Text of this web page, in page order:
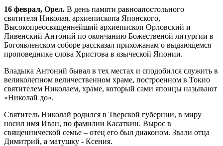
16 феврал, Орел. В день памяти равноапостольного
святителя Николая, архиепископа Японского,
Высокопреосвященнейший архиепископ Орловский и
Ливенский Антоний по окончанию Божественой литургии в
Богоявленском соборе рассказал прихожанам о выдающемся
проповеднике слова Христова в языческой Японии.
Владыка Антоний бывал в тех местах и сподобился служить в
великолепном величественном храме, построенном в Токио
святителем Николаем, храме, который сами японцы называют
«Николай до».
Святитель Николай родился в Тверской губернии, в миру
носил имя Иван, по фамилии Касаткин. Вырос в
священнической семье – отец его был диаконом. Звали отца
Димитрий, а матушку - Ксения.